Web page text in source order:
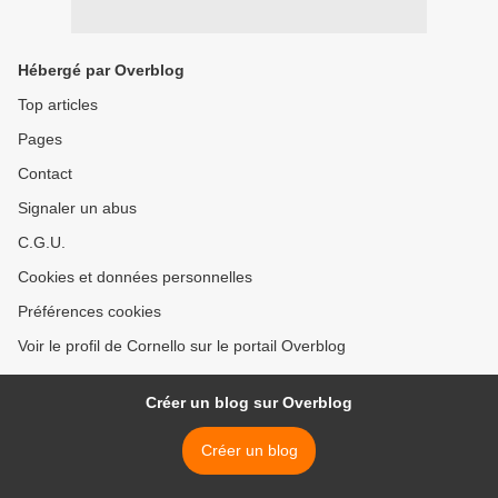
Hébergé par Overblog
Top articles
Pages
Contact
Signaler un abus
C.G.U.
Cookies et données personnelles
Préférences cookies
Voir le profil de Cornello sur le portail Overblog
Créer un blog sur Overblog
Créer un blog